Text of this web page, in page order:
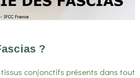
?
conjonctifs présents dans tout